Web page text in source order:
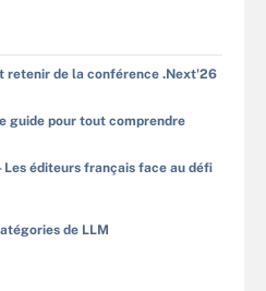
retenir de la conférence .Next'26
guide pour tout comprendre
éditeurs français face au défi
de LLM